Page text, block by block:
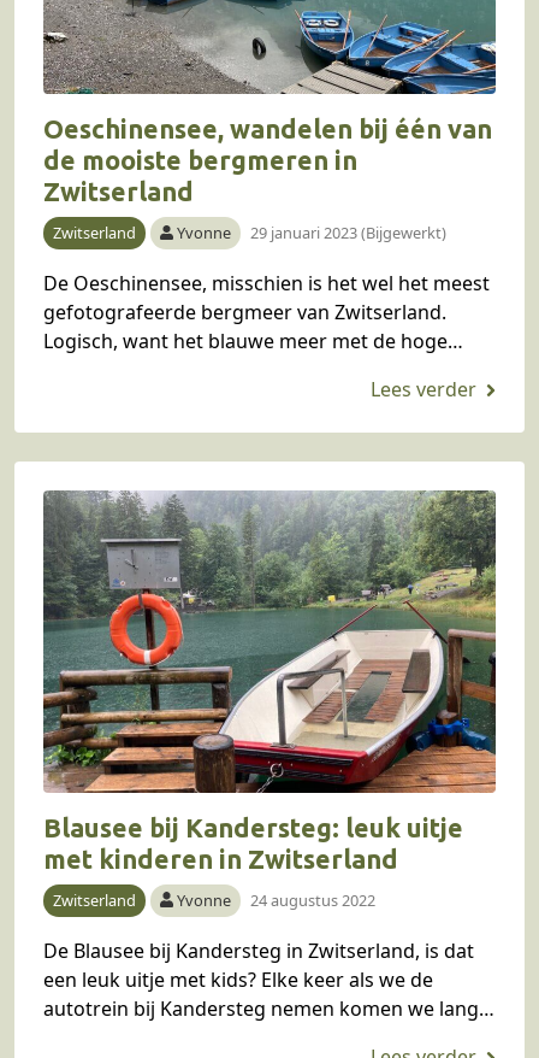
Oeschinensee, wandelen bij één van
de mooiste bergmeren in
Zwitserland
Zwitserland Yvonne 29 januari 2023 (Bijgewerkt)
De Oeschinensee, misschien is het wel het meest
gefotografeerde bergmeer van Zwitserland.
Logisch, want het blauwe meer met de hoge
Blausee bij Kandersteg: leuk uitje
met kinderen in Zwitserland
Zwitserland Yvonne 24 augustus 2022
De Blausee bij Kandersteg in Zwitserland, is dat
een leuk uitje met kids? Elke keer als we de
autotrein bij Kandersteg nemen komen we langs